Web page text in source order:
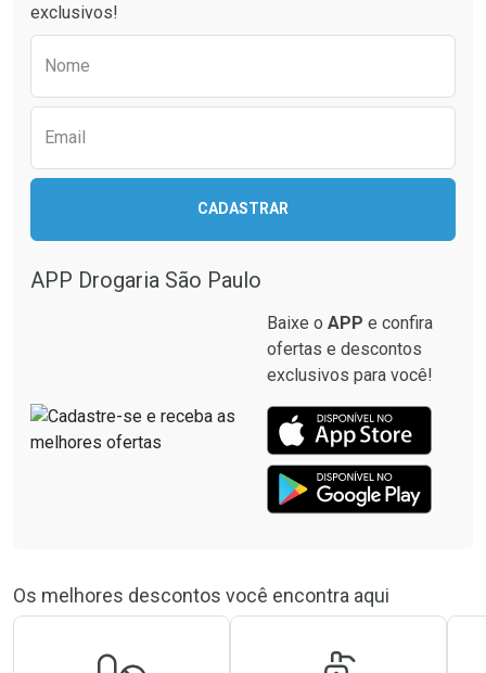
exclusivos!
Nome
Email
CADASTRAR
APP Drogaria São Paulo
Baixe o APP e confira
ofertas e descontos
exclusivos para você!
Os melhores descontos você encontra aqui